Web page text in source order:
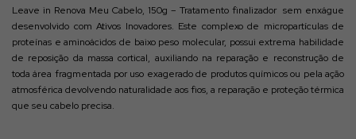
Leave in Renova Meu Cabelo, 150g – Tratamento finalizador sem enxágue
desenvolvido com Ativos Inovadores. Este complexo de micropartículas de
proteínas e aminoácidos de baixo peso molecular, possui extrema habilidade
de reposição da massa cortical, auxiliando na reparação e reconstrução de
toda área fragmentada por uso exagerado de produtos químicos ou pela ação
atmosférica devolvendo naturalidade aos fios, a reparação e proteção térmica
que seu cabelo precisa.